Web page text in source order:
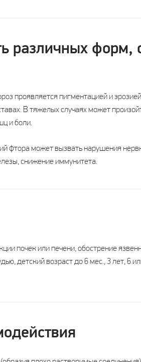
различных форм,
проявляется пигментацией и
В тяжелых случаях может
и боли.
фтора может вызвать нарушения
снижение иммунитета.
почек или печени, обострение
детский возраст до 6 мес., 3 лет, 6